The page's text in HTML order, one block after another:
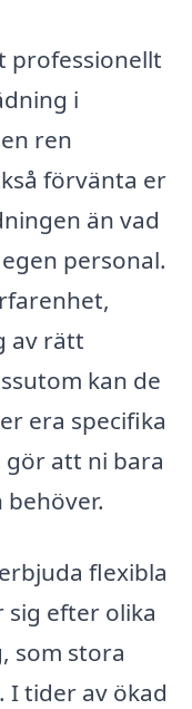
professionellt
i
ren
förvänta er
än vad
personal.
av rätt
kan de
era specifika
gör att ni bara
flexibla
sig efter olika
som stora
tider av ökad